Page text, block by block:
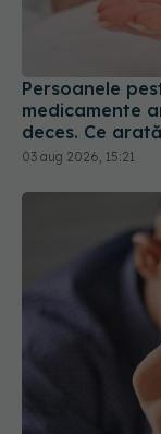
Persoanele
medicamente
03 aug 2026, 15:21
Tratarea
eficiente două
alopecie